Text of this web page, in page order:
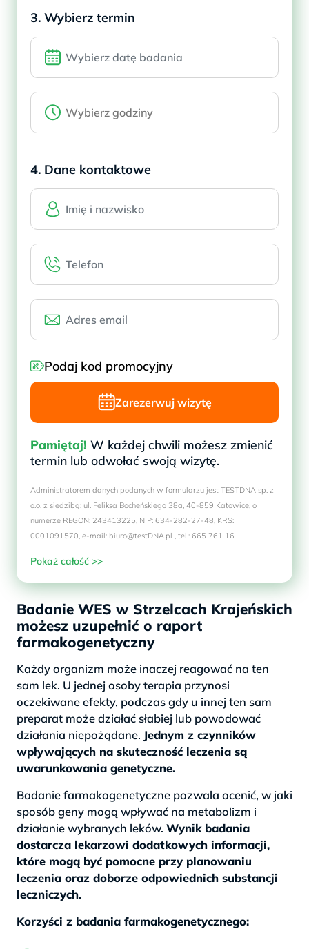
3. Wybierz termin
4. Dane kontaktowe
Podaj kod promocyjny
Zarezerwuj wizytę
Pamiętaj! W każdej chwili możesz zmienić
termin lub odwołać swoją wizytę.
Administratorem danych podanych w formularzu jest TESTDNA sp. z
o.o. z siedzibą: ul. Feliksa Bocheńskiego 38a, 40-859 Katowice, o
numerze REGON: 243413225, NIP: 634-282-27-48, KRS:
0001091570, e-mail: biuro@testDNA.pl , tel.: 665 761 16
Pokaż całość >>
Badanie WES w Strzelcach Krajeńskich
możesz uzupełnić o raport
farmakogenetyczny
Każdy organizm może inaczej reagować na ten
sam lek. U jednej osoby terapia przynosi
oczekiwane efekty, podczas gdy u innej ten sam
preparat może działać słabiej lub powodować
działania niepożądane. Jednym z czynników
wpływających na skuteczność leczenia są
uwarunkowania genetyczne.
Badanie farmakogenetyczne pozwala ocenić, w jaki
sposób geny mogą wpływać na metabolizm i
działanie wybranych leków. Wynik badania
dostarcza lekarzowi dodatkowych informacji,
które mogą być pomocne przy planowaniu
leczenia oraz doborze odpowiednich substancji
leczniczych.
Korzyści z badania farmakogenetycznego: